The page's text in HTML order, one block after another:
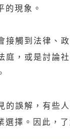
的現象。
接觸到法律、
庭，或是討論
的誤解，有些
選擇。因此，